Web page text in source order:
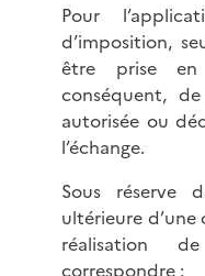
Pour
d’imposition,
être prise en
conséquent,
autorisée ou
l’échange.
Sous réserve
ultérieure
réalisation
correspondre :